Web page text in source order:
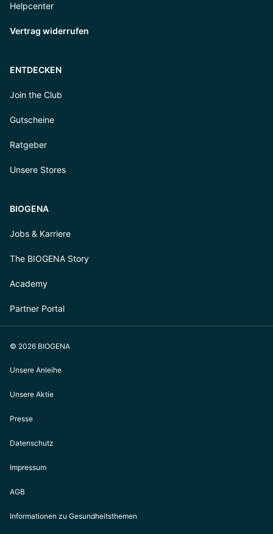
Helpcenter
Vertrag widerrufen
ENTDECKEN
Join the Club
Gutscheine
Ratgeber
Unsere Stores
BIOGENA
Jobs & Karriere
The BIOGENA Story
Academy
Partner Portal
© 2026 BIOGENA
Unsere Anleihe
Unsere Aktie
Presse
Datenschutz
Impressum
AGB
Informationen zu Gesundheitsthemen